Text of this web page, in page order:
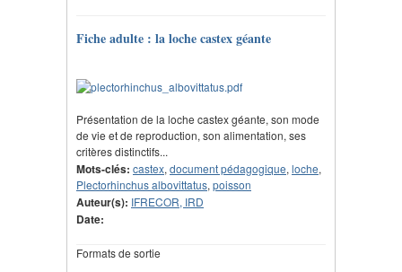
Fiche adulte : la loche castex géante
Présentation de la loche castex géante, son mode
de vie et de reproduction, son alimentation, ses
critères distinctifs...
Mots-clés: castex, document pédagogique, loche,
Plectorhinchus albovittatus, poisson
Auteur(s): IFRECOR, IRD
Date:
Formats de sortie